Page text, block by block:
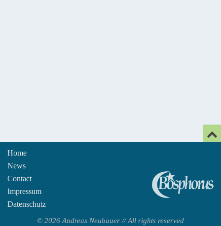
Home
News
Contact
Impressum
Datenschutz
© 2026 Andreas Neubauer // All rights reserved